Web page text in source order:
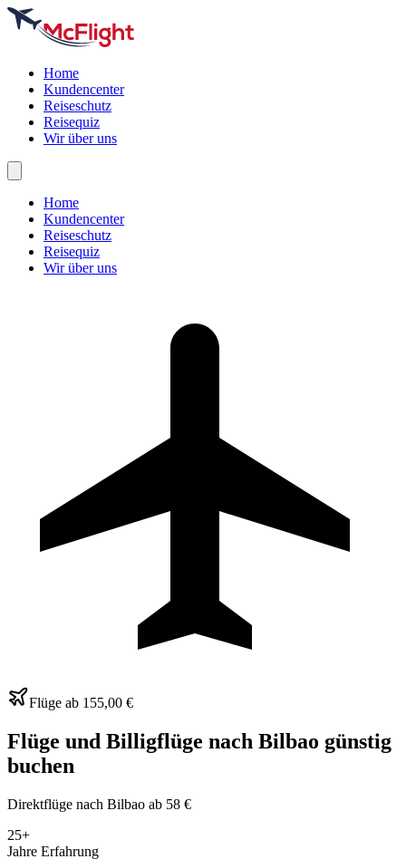
Home
Kundencenter
Reiseschutz
Reisequiz
Wir über uns
Home
Kundencenter
Reiseschutz
Reisequiz
Wir über uns
Flüge ab 155,00 €
Flüge und Billigflüge nach Bilbao günstig
buchen
Direktflüge nach Bilbao ab 58 €
25+
Jahre Erfahrung